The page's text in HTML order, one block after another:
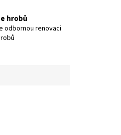
hrobů
odbornou renovaci